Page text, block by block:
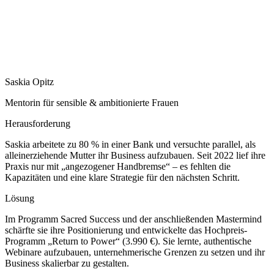
Saskia Opitz
Mentorin für sensible & ambitionierte Frauen
Herausforderung
Saskia arbeitete zu 80 % in einer Bank und versuchte parallel, als
alleinerziehende Mutter ihr Business aufzubauen. Seit 2022 lief ihre
Praxis nur mit „angezogener Handbremse“ – es fehlten die
Kapazitäten und eine klare Strategie für den nächsten Schritt.
Lösung
Im Programm Sacred Success und der anschließenden Mastermind
schärfte sie ihre Positionierung und entwickelte das Hochpreis-
Programm „Return to Power“ (3.990 €). Sie lernte, authentische
Webinare aufzubauen, unternehmerische Grenzen zu setzen und ihr
Business skalierbar zu gestalten.